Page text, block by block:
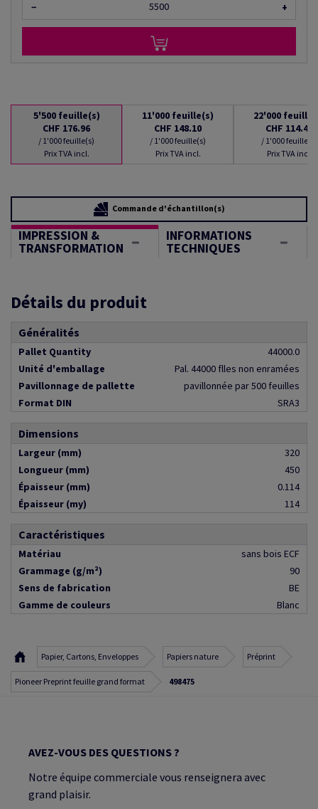
− +
5'500 feuille(s)
CHF 176.96
/ 1'000 feuille(s)
Prix TVA incl.
11'000 feuille(s)
CHF 148.10
/ 1'000 feuille(s)
Prix TVA incl.
22'000
CHF 114.48
/ 1'000 feuille(s)
Prix TVA incl.
Commande d'échantillon(s)
IMPRESSION &
TRANSFORMATION
INFORMATIONS
TECHNIQUES
Détails du produit
Généralités
Pallet Quantity
44000.0
Unité d'emballage
Pal. 44000 flles non enramées
Pavillonnage de pallette
pavillonnée par 500 feuilles
Format DIN
SRA3
Dimensions
Largeur (mm)
320
Longueur (mm)
450
Épaisseur (mm)
0.114
Épaisseur (my)
114
Caractéristiques
Matériau
sans bois ECF
Grammage (g/m²)
90
Sens de fabrication
BE
Gamme de couleurs
Blanc
Papier, Cartons, Enveloppes Papiers nature Préprint
Pioneer Preprint feuille grand format 498475
AVEZ-VOUS DES QUESTIONS ?
Notre équipe commerciale vous renseignera avec
grand plaisir.